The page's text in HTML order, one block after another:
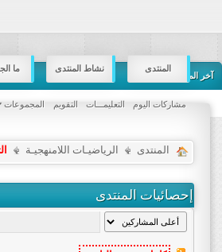
آخر المشاركات
المنتدى
مشاركات اليوم التعليمـــات التقويم المجموعات
نشاط المنتدى ما
المنتدى الرياضيـات اللامنهجيـة
إحصائيات المنتدى